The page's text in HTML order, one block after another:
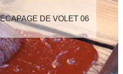
DE VOLET 06